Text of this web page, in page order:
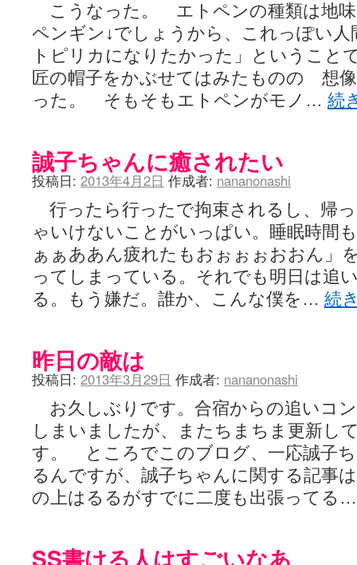
こうなった。 エトペンの種類は地
ペンギン↓でしょうから、これっぽい
トピリカになりたかった」ということ
匠の帽子をかぶせてはみたものの 想
った。 そもそもエトペンがモノ… 続
誠子ちゃんに癒されたい
投稿日: 2013年4月2日 作成者: nananonashi
行ったら行ったで拘束されるし、帰
ゃいけないことがいっぱい。睡眠時間
ぁぁああん疲れたもおぉぉぉおおん」
ってしまっている。それでも明日は追
る。もう嫌だ。誰か、こんな僕を… 続
昨日の敵は
投稿日: 2013年3月29日 作成者: nananonashi
お久しぶりです。合宿からの追いコ
しまいましたが、またちまちま更新し
す。 ところでこのブログ、一応誠子
るんですが、誠子ちゃんに関する記事
の上はるるがすでに二度も出張ってる
SS書ける人はすごいなあ